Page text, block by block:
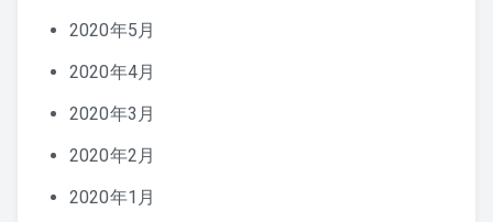
2020年5月
2020年4月
2020年3月
2020年2月
2020年1月